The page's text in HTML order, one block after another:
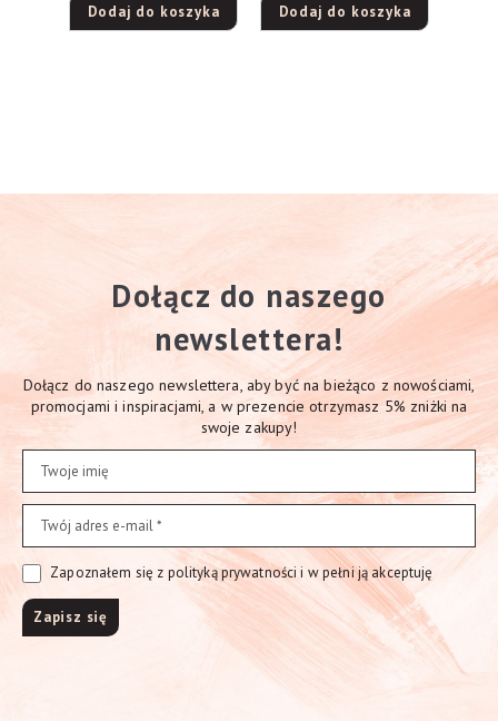
Dodaj do koszyka Dodaj do koszyka
Dołącz do naszego
newslettera!
Dołącz do naszego newslettera, aby być na bieżąco z nowościami,
promocjami i inspiracjami, a w prezencie otrzymasz 5% zniżki na
swoje zakupy!
Zapoznałem się z polityką prywatności i w pełni ją akceptuję